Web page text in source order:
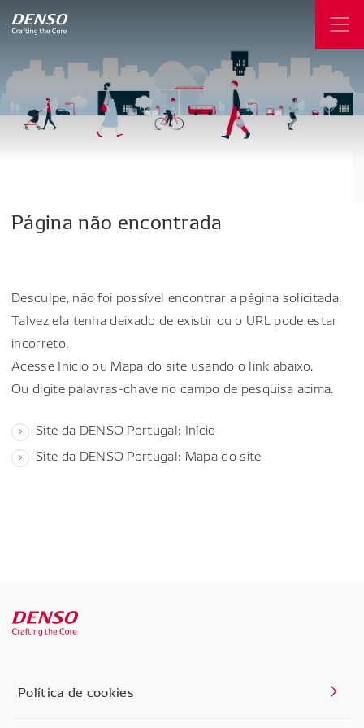
Página não encontrada
Desculpe, não foi possível encontrar a página solicitada.
Talvez ela tenha deixado de existir ou o URL pode estar
incorreto.
Acesse Início ou Mapa do site usando o link abaixo.
Ou digite palavras-chave no campo de pesquisa acima.
Site da DENSO Portugal: Início
Site da DENSO Portugal: Mapa do site
Política de cookies